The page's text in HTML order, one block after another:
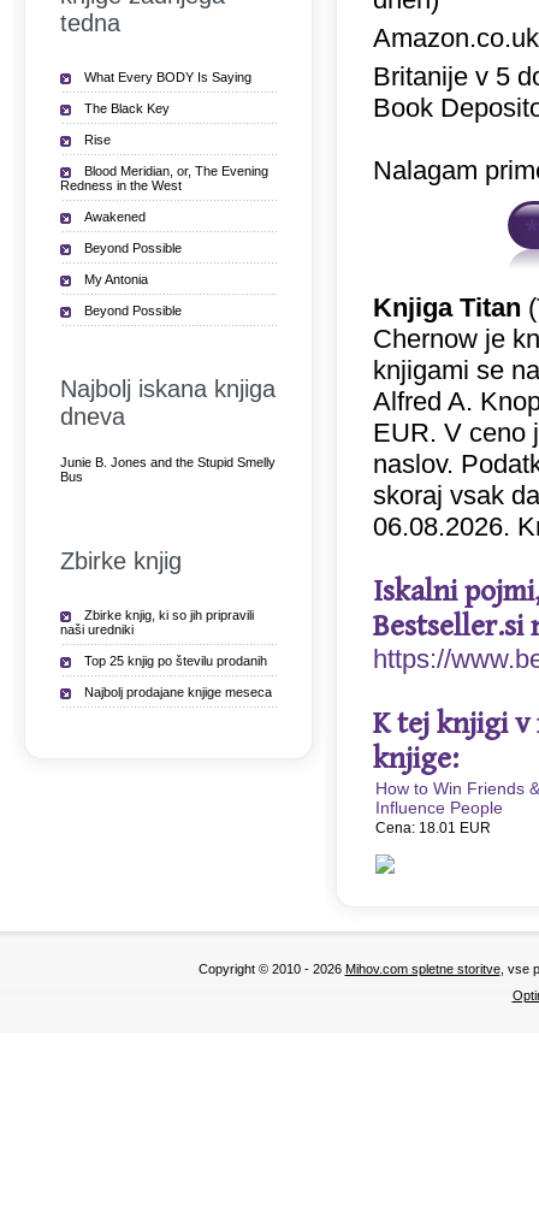
Britanije v 5
Book
Nalagam
Knjiga Titan
Chernow je
knjigami se
Alfred A.
EUR. V ceno
naslov.
skoraj vsak
06.08.2026.
Iskalni
Bestseller.si
https://
K tej knjigi v
knjige:
How to Win Friends &
Influence People
Cena: 18.01 EUR
tedna
What Every BODY Is Saying
The Black Key
Rise
Blood Meridian, or, The Evening
Redness in the West
Awakened
Beyond Possible
My Antonia
Beyond Possible
Najbolj iskana knjiga
dneva
Junie B. Jones and the Stupid Smelly
Bus
Zbirke knjig
Zbirke knjig, ki so jih pripravili
naši uredniki
Top 25 knjig po številu prodanih
Najbolj prodajane knjige meseca
Copyright © 2010 - 2026 Mihov.com spletne storitve, vse